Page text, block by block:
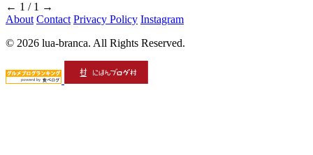
← 1 / 1 →
About Contact Privacy Policy Instagram
© 2026 lua-branca. All Rights Reserved.